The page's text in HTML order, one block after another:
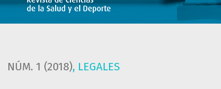
NÚM. 1 (2018), LEGALES